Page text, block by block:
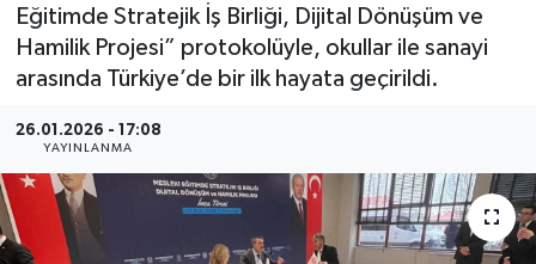
Eğitimde Stratejik İş Birliği, Dijital Dönüşüm ve
Hamilik Projesi” protokolüyle, okullar ile sanayi
arasında Türkiye’de bir ilk hayata geçirildi.
26.01.2026 - 17:08
YAYINLANMA
Gündem
Haber
Haber İlanlar